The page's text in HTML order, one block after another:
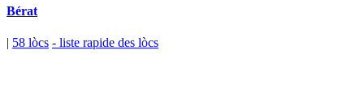
Bérat
| 58 lòcs - liste rapide des lòcs